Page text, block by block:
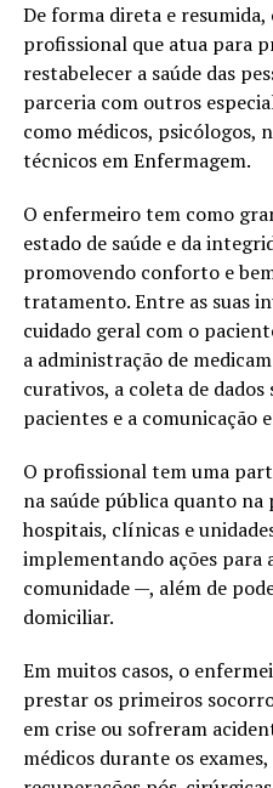
De forma direta e
profissional que atua para
restabelecer a saúde das
parceria com outros
como médicos, psicólogos,
técnicos em Enfermagem.
O enfermeiro tem como
estado de saúde e da
promovendo conforto e
tratamento. Entre as suas
cuidado geral com o
a administração de
curativos, a coleta de dados
pacientes e a comunicação
O profissional tem uma
na saúde pública quanto
hospitais, clínicas e
implementando ações para
comunidade —, além de
domiciliar.
Em muitos casos, o
prestar os primeiros
em crise ou sofreram
médicos durante os